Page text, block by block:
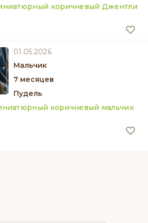
коричневый Джентли
01.05.2026
мальчик
7 месяцев
Пудель
коричневый мальчик